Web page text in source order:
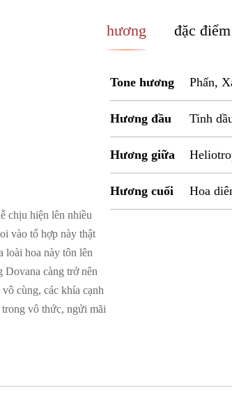
chịu hiện lên nhiều
vào tổ hợp này thật
loài hoa này tôn lên
Dovana càng trở nên
cùng, các khía cạnh
vô thức, ngửi mãi
hương đặc điểm
Tone hương Phấn,
Hương đầu Tinh
Hương giữa
Hương cuối Hoa